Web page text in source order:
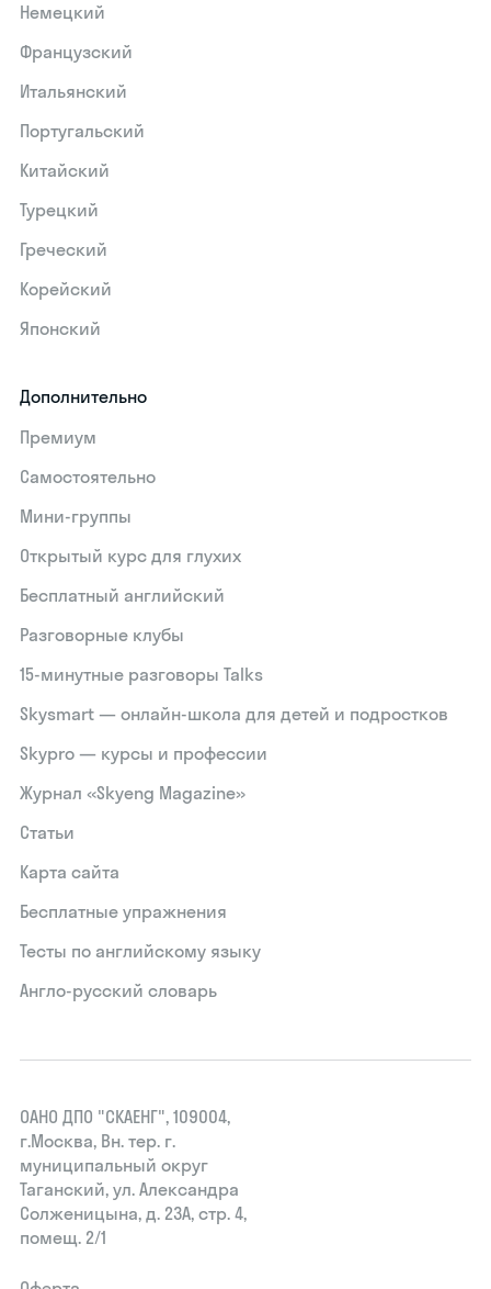
Немецкий
Французский
Итальянский
Португальский
Китайский
Турецкий
Греческий
Корейский
Японский
Дополнительно
Премиум
Самостоятельно
Мини-группы
Открытый курс для глухих
Бесплатный английский
Разговорные клубы
15‑минутные разговоры Talks
Skysmart — онлайн-школа для детей и подростков
Skypro — курсы и профессии
Журнал «Skyeng Magazine»
Статьи
Карта сайта
Бесплатные упражнения
Тесты по английскому языку
Англо-русский словарь
ОАНО ДПО "СКАЕНГ", 109004,
г.Москва, Вн. тер. г.
муниципальный округ
Таганский, ул. Александра
Солженицына, д. 23А, стр. 4,
помещ. 2/1